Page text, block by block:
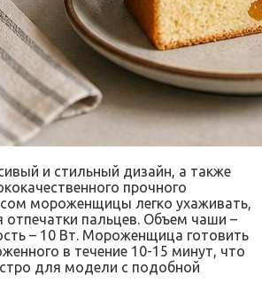
и стильный дизайн, а также
прочного
мороженщицы легко ухаживать,
отпечатки пальцев. Объем чаши –
– 10 Вт. Мороженщица готовить
в течение 10-15 минут, что
для модели с подобной